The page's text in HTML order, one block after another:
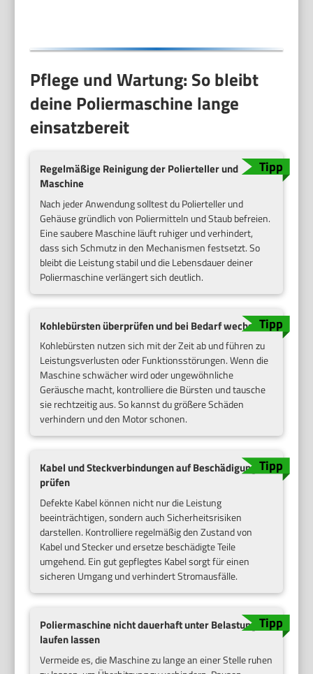
Pflege und Wartung: So bleibt
deine Poliermaschine lange
einsatzbereit
Regelmäßige Reinigung der Polierteller und
Maschine
Nach jeder Anwendung solltest du Polierteller und
Gehäuse gründlich von Poliermitteln und Staub befreien.
Eine saubere Maschine läuft ruhiger und verhindert,
dass sich Schmutz in den Mechanismen festsetzt. So
bleibt die Leistung stabil und die Lebensdauer deiner
Poliermaschine verlängert sich deutlich.
Kohlebürsten überprüfen und bei Bedarf wechseln
Kohlebürsten nutzen sich mit der Zeit ab und führen zu
Leistungsverlusten oder Funktionsstörungen. Wenn die
Maschine schwächer wird oder ungewöhnliche
Geräusche macht, kontrolliere die Bürsten und tausche
sie rechtzeitig aus. So kannst du größere Schäden
verhindern und den Motor schonen.
Kabel und Steckverbindungen auf Beschädigungen
prüfen
Defekte Kabel können nicht nur die Leistung
beeinträchtigen, sondern auch Sicherheitsrisiken
darstellen. Kontrolliere regelmäßig den Zustand von
Kabel und Stecker und ersetze beschädigte Teile
umgehend. Ein gut gepflegtes Kabel sorgt für einen
sicheren Umgang und verhindert Stromausfälle.
Poliermaschine nicht dauerhaft unter Belastung
laufen lassen
Vermeide es, die Maschine zu lange an einer Stelle ruhen